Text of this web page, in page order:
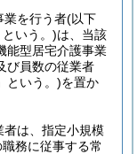
業を行う者(以下
という。)は、当該
能型居宅介護事業
び員数の従業者
という。)を置か
者は、指定小規模
務に従事する常